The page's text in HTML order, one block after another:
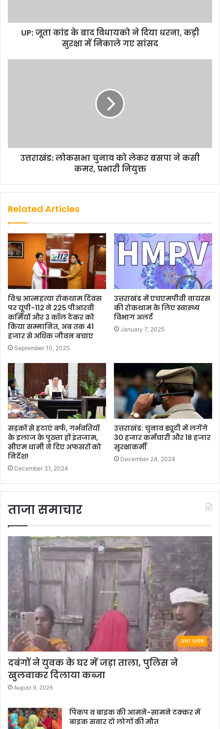
UP: जूता कांड के बाद विधायको ने दिया धरना, कड़ी
सुरक्षा में निकाले गए सांसद
उत्तराखंड: लोकसभा चुनाव को लेकर बसपा ने कसी
कमर, प्रभारी नियुक्त
Related Articles
विश्व आत्महत्या रोकथाम दिवस
पर यूपी-112 ने 225 पीआरवी
कर्मियों और 3 कॉल टेकर को
किया सम्मानित, अब तक 41
हजार से अधिक जीवन बचाए
September 10, 2025
उत्तराखंड में एचएमपीवी वायरस
की रोकथाम के लिए स्वास्थ्य
विभाग अलर्ट
January 7, 2025
सड़कों से हटाएं बर्फ, गर्भवतियों
के इलाज के पुख्ता हों इंतजाम,
सीएम धामी ने दिए अफसरों को
निर्देश!
December 31, 2024
उत्तराखंड: चुनाव ड्यूटी में लगेंगे
30 हजार कर्मचारी और 18 हजार
सुरक्षाकर्मी
December 24, 2024
ताजा समाचार
उत्तर प्रदेश
दबंगों ने युवक के घर में जड़ा ताला, पुलिस ने
खुलवाकर दिलाया कब्जा
August 9, 2026
पिकप व बाइक की आमने-सामने टक्कर में
बाइक सवार दो लोगों की मौत